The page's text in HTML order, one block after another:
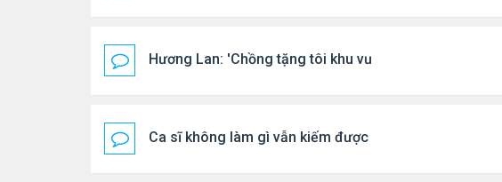
Hương Lan: 'Chồng tặng tôi khu vườn tình yêu'
Ca sĩ không làm gì vẫn kiếm được 400 triệu đồng/tháng